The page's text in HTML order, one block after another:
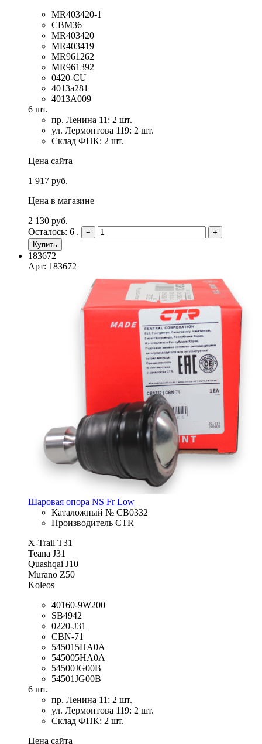
MR403420-1
CBM36
MR403420
MR403419
MR961262
MR961392
0420-CU
4013a281
4013A009
6 шт.
пр. Ленина 11: 2 шт.
ул. Лермонтова 119: 2 шт.
Склад ФПК: 2 шт.
Цена сайта
1 917 руб.
Цена в магазине
2 130 руб.
Осталось: 6 .
−
+
Купить
183672
Арт: 183672
Шаровая опора NS Fr Low
Каталожный № CB0332
Производитель CTR
X-Trail T31
Teana J31
Quashqai J10
Murano Z50
Koleos
40160-9W200
SB4942
0220-J31
CBN-71
545015HA0A
545005HA0A
54500JG00B
54501JG00B
6 шт.
пр. Ленина 11: 2 шт.
ул. Лермонтова 119: 2 шт.
Склад ФПК: 2 шт.
Цена сайта